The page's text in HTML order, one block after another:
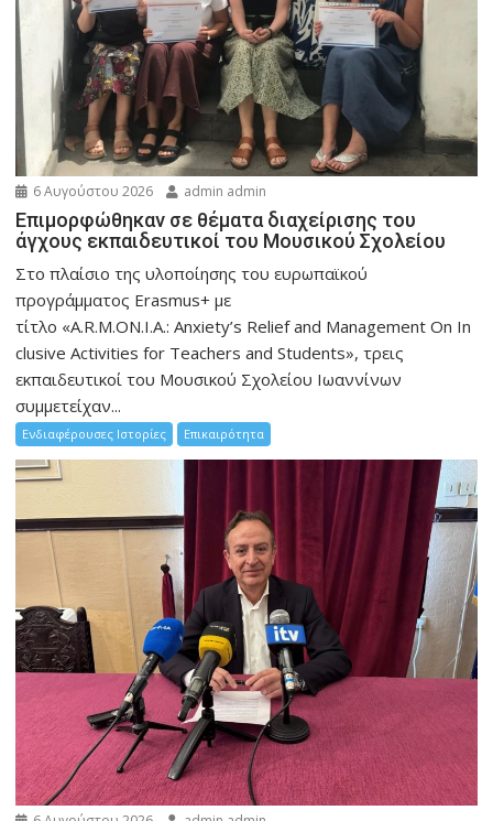
6 Αυγούστου 2026 admin admin
Eπιμορφώθηκαν σε θέματα διαχείρισης του
άγχους εκπαιδευτικοί του Μουσικού Σχολείου
Στο πλαίσιο της υλοποίησης του ευρωπαϊκού
προγράμματος Erasmus+ με
τίτλο «A.R.M.ON.I.A.: Anxiety’s Relief and Management On In
clusive Activities for Teachers and Students», τρεις
εκπαιδευτικοί του Μουσικού Σχολείου Ιωαννίνων
συμμετείχαν...
Ενδιαφέρουσες Ιστορίες Επικαιρότητα